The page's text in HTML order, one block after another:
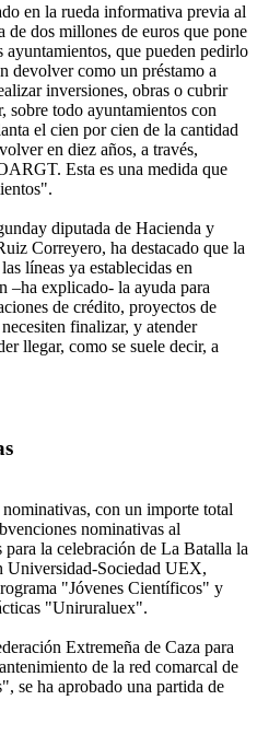
en la rueda informativa previa al
de dos millones de euros que pone
que pueden pedirlo
devolver como un préstamo a
inversiones, obras o cubrir
sobre todo ayuntamientos con
el cien por cien de la cantidad
en diez años, a través,
Esta es una medida que
diputada de Hacienda y
Correyero, ha destacado que la
líneas ya establecidas en
–ha explicado- la ayuda para
de crédito, proyectos de
finalizar, y atender
llegar, como se suele decir, a
con un importe total
nominativas al
la celebración de La Batalla la
Universidad-Sociedad UEX,
"Jóvenes Científicos" y
"Uniruraluex".
Extremeña de Caza para
de la red comarcal de
se ha aprobado una partida de